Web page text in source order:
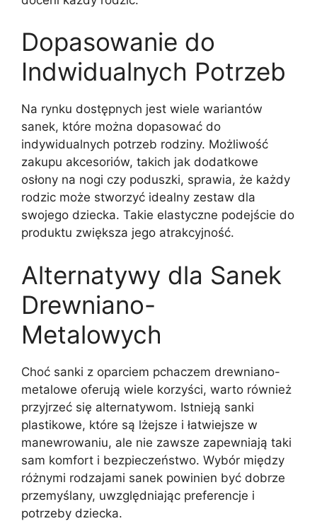
Dopasowanie do
Indwidualnych Potrzeb
Na rynku dostępnych jest wiele wariantów
sanek, które można dopasować do
indywidualnych potrzeb rodziny. Możliwość
zakupu akcesoriów, takich jak dodatkowe
osłony na nogi czy poduszki, sprawia, że każdy
rodzic może stworzyć idealny zestaw dla
swojego dziecka. Takie elastyczne podejście do
produktu zwiększa jego atrakcyjność.
Alternatywy dla Sanek
Drewniano-
Metalowych
Choć sanki z oparciem pchaczem drewniano-
metalowe oferują wiele korzyści, warto również
przyjrzeć się alternatywom. Istnieją sanki
plastikowe, które są lżejsze i łatwiejsze w
manewrowaniu, ale nie zawsze zapewniają taki
sam komfort i bezpieczeństwo. Wybór między
różnymi rodzajami sanek powinien być dobrze
przemyślany, uwzględniając preferencje i
potrzeby dziecka.